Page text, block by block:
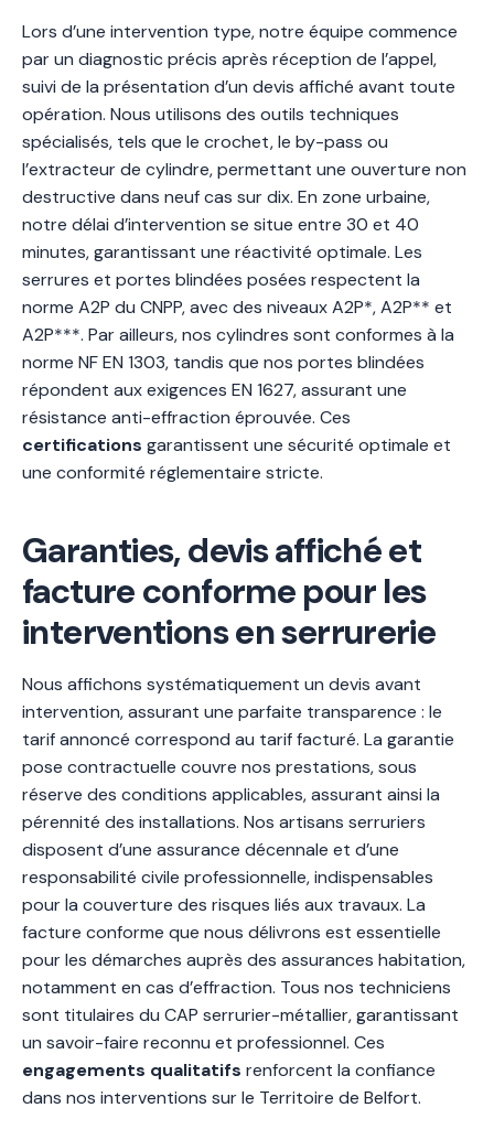
Lors d’une intervention type, notre équipe commence
par un diagnostic précis après réception de l’appel,
suivi de la présentation d’un devis affiché avant toute
opération. Nous utilisons des outils techniques
spécialisés, tels que le crochet, le by-pass ou
l’extracteur de cylindre, permettant une ouverture non
destructive dans neuf cas sur dix. En zone urbaine,
notre délai d’intervention se situe entre 30 et 40
minutes, garantissant une réactivité optimale. Les
serrures et portes blindées posées respectent la
norme A2P du CNPP, avec des niveaux A2P*, A2P** et
A2P***. Par ailleurs, nos cylindres sont conformes à la
norme NF EN 1303, tandis que nos portes blindées
répondent aux exigences EN 1627, assurant une
résistance anti-effraction éprouvée. Ces
certifications garantissent une sécurité optimale et
une conformité réglementaire stricte.
Garanties, devis affiché et
facture conforme pour les
interventions en serrurerie
Nous affichons systématiquement un devis avant
intervention, assurant une parfaite transparence : le
tarif annoncé correspond au tarif facturé. La garantie
pose contractuelle couvre nos prestations, sous
réserve des conditions applicables, assurant ainsi la
pérennité des installations. Nos artisans serruriers
disposent d’une assurance décennale et d’une
responsabilité civile professionnelle, indispensables
pour la couverture des risques liés aux travaux. La
facture conforme que nous délivrons est essentielle
pour les démarches auprès des assurances habitation,
notamment en cas d’effraction. Tous nos techniciens
sont titulaires du CAP serrurier-métallier, garantissant
un savoir-faire reconnu et professionnel. Ces
engagements qualitatifs renforcent la confiance
dans nos interventions sur le Territoire de Belfort.